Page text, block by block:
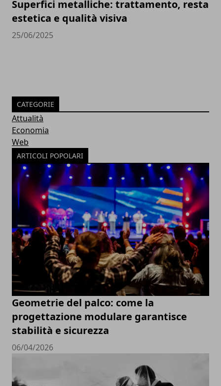
Superfici metalliche: trattamento, resta
estetica e qualità visiva
25/06/2025
CATEGORIE
Attualità
Economia
Web
ARTICOLI POPOLARI
Geometrie del palco: come la
progettazione modulare garantisce
stabilità e sicurezza
06/04/2026